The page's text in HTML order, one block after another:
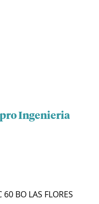
Ingenieria
60 BO LAS FLORES